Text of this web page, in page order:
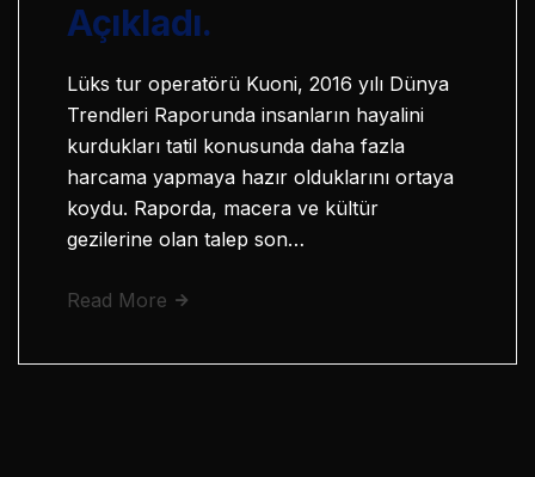
Açıkladı.
Lüks tur operatörü Kuoni, 2016 yılı Dünya
Trendleri Raporunda insanların hayalini
kurdukları tatil konusunda daha fazla
harcama yapmaya hazır olduklarını ortaya
koydu. Raporda, macera ve kültür
gezilerine olan talep son…
Read More